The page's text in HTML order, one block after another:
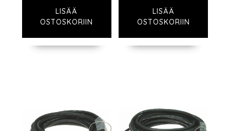
LISÄÄ
OSTOSKORIIN
LISÄÄ
OSTOSKORIIN